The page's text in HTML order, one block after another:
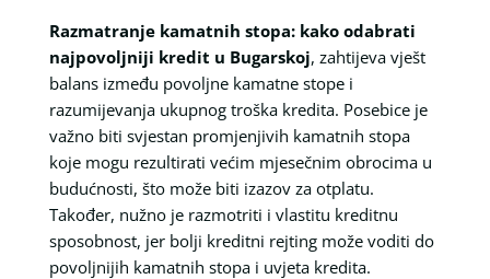
Razmatranje kamatnih stopa: kako odabrati
najpovoljniji kredit u Bugarskoj, zahtijeva vješt
balans između povoljne kamatne stope i
razumijevanja ukupnog troška kredita. Posebice je
važno biti svjestan promjenjivih kamatnih stopa
koje mogu rezultirati većim mjesečnim obrocima u
budućnosti, što može biti izazov za otplatu.
Također, nužno je razmotriti i vlastitu kreditnu
sposobnost, jer bolji kreditni rejting može voditi do
povoljnijih kamatnih stopa i uvjeta kredita.